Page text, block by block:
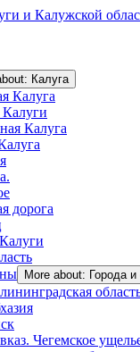
Калуга
Калуга
Калуга
дорога
More about: Города
Чегемское